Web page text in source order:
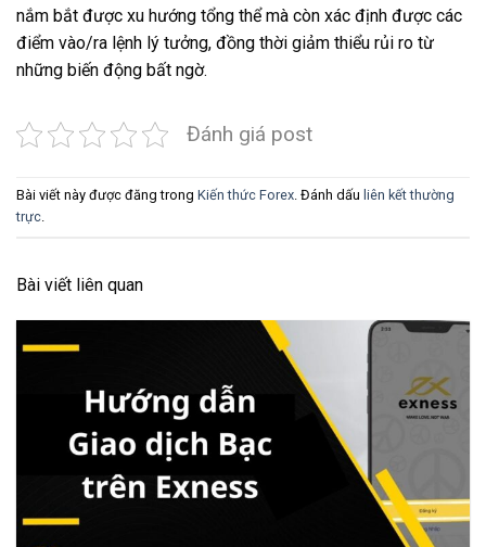
nắm bắt được xu hướng tổng thể mà còn xác định được các
điểm vào/ra lệnh lý tưởng, đồng thời giảm thiểu rủi ro từ
những biến động bất ngờ.
Đánh giá post
Bài viết này được đăng trong Kiến thức Forex. Đánh dấu liên kết thường
trực.
Bài viết liên quan